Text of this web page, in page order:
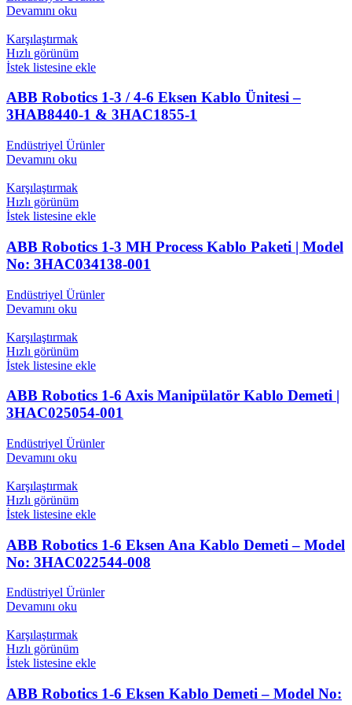
Devamını oku
Karşılaştırmak
Hızlı görünüm
İstek listesine ekle
ABB Robotics 1-3 / 4-6 Eksen Kablo Ünitesi –
3HAB8440-1 & 3HAC1855-1
Endüstriyel Ürünler
Devamını oku
Karşılaştırmak
Hızlı görünüm
İstek listesine ekle
ABB Robotics 1-3 MH Process Kablo Paketi | Model
No: 3HAC034138-001
Endüstriyel Ürünler
Devamını oku
Karşılaştırmak
Hızlı görünüm
İstek listesine ekle
ABB Robotics 1-6 Axis Manipülatör Kablo Demeti |
3HAC025054-001
Endüstriyel Ürünler
Devamını oku
Karşılaştırmak
Hızlı görünüm
İstek listesine ekle
ABB Robotics 1-6 Eksen Ana Kablo Demeti – Model
No: 3HAC022544-008
Endüstriyel Ürünler
Devamını oku
Karşılaştırmak
Hızlı görünüm
İstek listesine ekle
ABB Robotics 1-6 Eksen Kablo Demeti – Model No: